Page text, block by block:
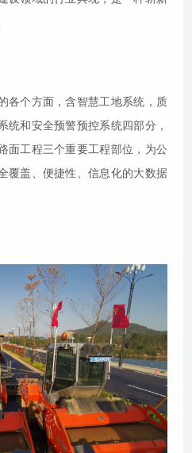
各个方面，含智慧工地系统，质
统和安全预警预控系统四部分，
面工程三个重要工程部位，为公
覆盖、便捷性、信息化的大数据